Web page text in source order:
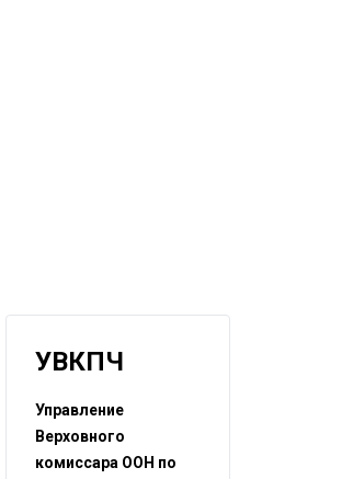
УВКПЧ
Управление
Верховного
комиссара ООН по